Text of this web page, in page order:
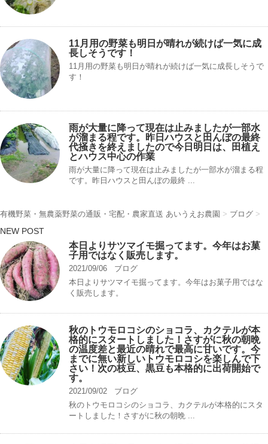
11月用の野菜も明日が晴れが続けば一気に成
長しそうです！
11月用の野菜も明日が晴れが続けば一気に成長しそうで
す！
雨が大量に降って現在は止みましたが一部水
が溜まる程です。昨日ハウスと田んぼの最終
代掻きを終えましたので今日明日は、田植え
とハウス中心の作業
雨が大量に降って現在は止みましたが一部水が溜まる程
です。昨日ハウスと田んぼの最終 ...
有機野菜・無農薬野菜の通販・宅配・農家直送 あいうえお農園 > ブログ >
NEW POST
本日よりサツマイモ掘ってます。今年はお菓
子用ではなく販売します。
2021/09/06
ブログ
本日よりサツマイモ掘ってます。今年はお菓子用ではな
く販売します。
秋のトウモロコシのショコラ、カクテルが本
格的にスタートしました！さすがに秋の朝晩
の温度差と最近の晴れで最高に甘いです。今
までに無い新しいトウモロコシを楽しんで下
さい！次の枝豆、黒豆も本格的に出荷開始で
す。
2021/09/02
ブログ
秋のトウモロコシのショコラ、カクテルが本格的にスタ
ートしました！さすがに秋の朝晩 ...